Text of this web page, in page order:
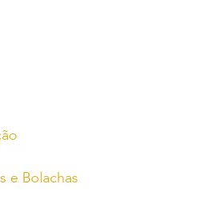
e Bolachas